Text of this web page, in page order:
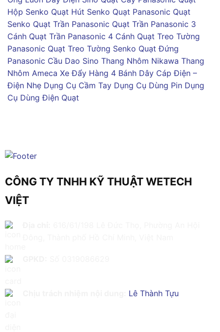
Hộp Senko Quạt Hút Senko Quạt Panasonic Quạt
Senko Quạt Trần Panasonic Quạt Trần Panasonic 3
Cánh Quạt Trần Panasonic 4 Cánh Quạt Treo Tường
Panasonic Quạt Treo Tường Senko Quạt Đứng
Panasonic Cầu Dao Sino Thang Nhôm Nikawa Thang
Nhôm Ameca Xe Đẩy Hàng 4 Bánh Dây Cáp Điện –
Điện Nhẹ Dụng Cụ Cầm Tay Dụng Cụ Dùng Pin Dụng
Cụ Dùng Điện Quạt
CÔNG TY TNHH KỸ THUẬT WETECH
VIỆT
Lê Thành Tựu